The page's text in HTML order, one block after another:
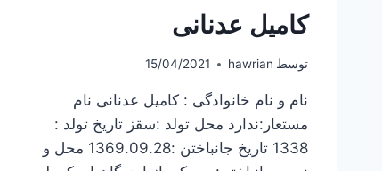
کامیل عدنانی
توسط hawrian
15/04/2021
نام و نام خانوادگی : کامیل عدنانی نام
مستعار:ندارد محل تولد :سقز تاریخ تولد :
1338 تاریخ جانباختن :1369.09.28 محل و